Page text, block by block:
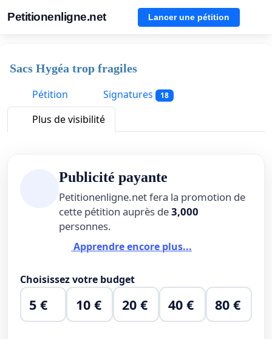
Petitionenligne.net Lancer une pétition
Sacs Hygéa trop fragiles
Pétition
Signatures 18
Plus de visibilité
Publicité payante
Petitionenligne.net fera la promotion de
cette pétition auprès de3,000
personnes.
Apprendre encore plus...
Choisissez votre budget
5 € 10 € 20 € 40 € 80 €